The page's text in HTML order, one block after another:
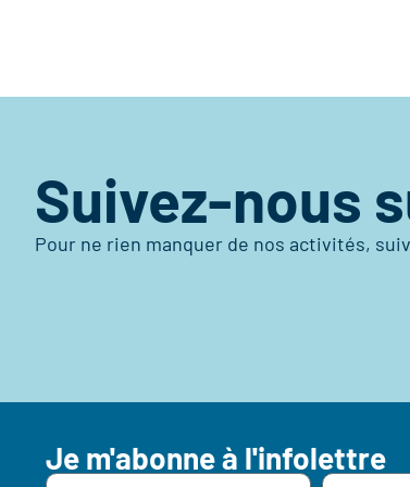
Suivez-nous
Pour ne rien manquer de nos activités,
Je m'abonne à l'infolettre